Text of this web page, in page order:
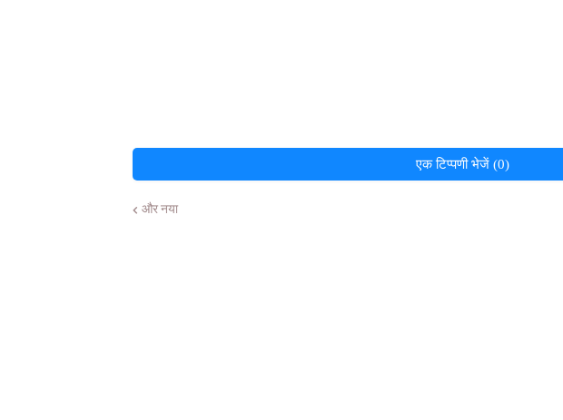
एक टिप्पणी भेजें (0)
और नया